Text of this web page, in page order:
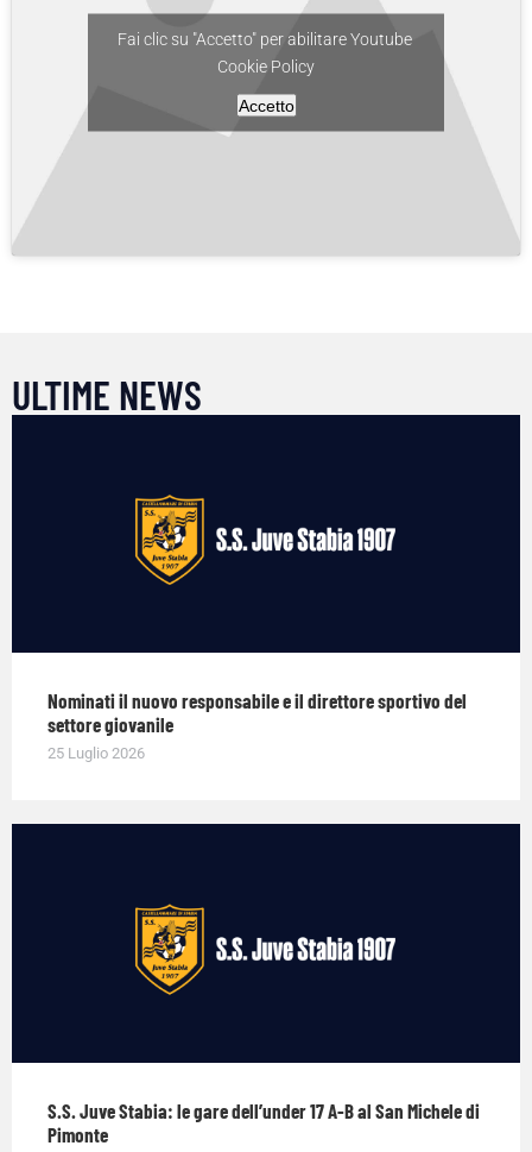
Fai clic su "Accetto" per abilitare Youtube
Cookie Policy
Accetto
ULTIME NEWS
Nominati il nuovo responsabile e il direttore sportivo del
settore giovanile
25 Luglio 2026
S.S. Juve Stabia: le gare dell’under 17 A-B al San Michele di
Pimonte